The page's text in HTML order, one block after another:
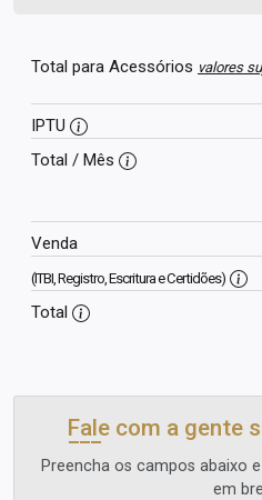
Total para Acessórios valores
IPTU
Total / Mês
Venda
(ITBI, Registro, Escritura e Certidões)
Total
Fale com a gente
Preencha os campos abaixo
em